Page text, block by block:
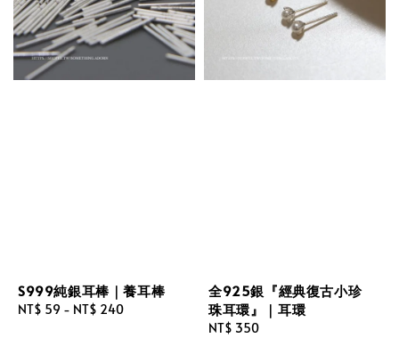
S999純銀耳棒｜養耳棒
Regular
NT$ 59 - NT$ 240
全925銀『經典復古小珍
珠耳環』｜耳環
Regular
NT$ 350